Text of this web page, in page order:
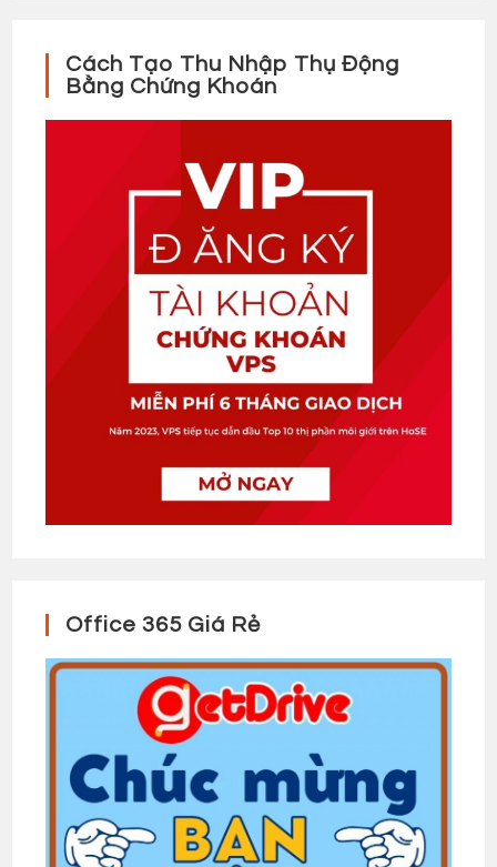
Cách Tạo Thu Nhập Thụ Động
Bằng Chứng Khoán
Office 365 Giá Rẻ